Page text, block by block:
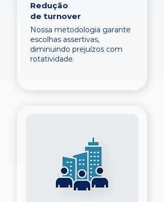
Redução
de turnover
Nossa metodologia garante
escolhas assertivas,
diminuindo prejuízos com
rotatividade.